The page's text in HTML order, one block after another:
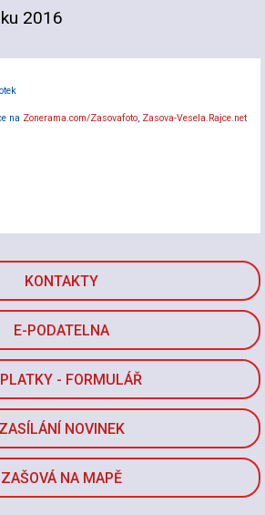
KONTAKTY
E-PODATELNA
- FORMULÁŘ
ZASÍLÁNÍ NOVINEK
ZAŠOVÁ NA MAPĚ
2016
na Zonerama.com/Zasovafoto, Zasova-Vesela.Rajce.net